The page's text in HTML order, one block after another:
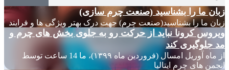
زبان ما را بشناسید (صنعت چرم سازی)
زبان ما را بشناسید(صنعت چرم) جهت درک بهتر ویژگی ها و فرایند
ویروس کرونا نباید از حرکت رو به جلوی بخش های چرم و
مد جلوگیری کند
از ماه آوریل امسال (فروردین ماه ۱۳۹۹)، ما 14 ساعت توسط
انجمن های چرم ایتالیا